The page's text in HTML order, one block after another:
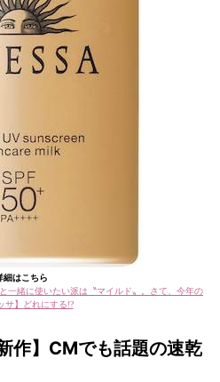
細はこちら
一緒に使いたい派は〝マイルド〟。さて、今年の
サ】どれにする!?
作】CMでも話題の速乾